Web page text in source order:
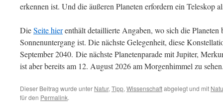
erkennen ist. Und die äußeren Planeten erfordern ein Teleskop
DieSeite hierenthält detaillierte Angaben, wo sich die Planeten
Sonnenuntergang ist. Die nächste Gelegenheit, diese
September 2040. Die nächste Planetenparade mit Jupiter,
ist aber bereits am 12. August 2026 am Morgenhimmel zu
Dieser Beitrag wurde unter Natur, Tipp, Wissenschaftabgelegt und mit
für den Permalink.